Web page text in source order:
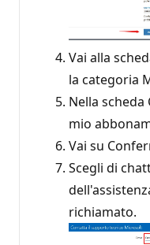
Vai alla
la categoria
Nella scheda
mio
Vai su
Scegli di
richiamato.